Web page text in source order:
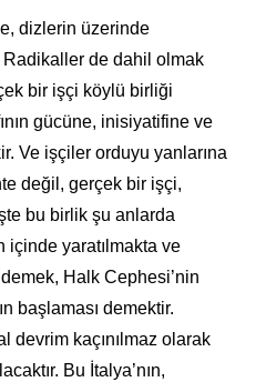
dizlerin üzerinde
de dahil olmak
bir işçi köylü birliği
gücüne, inisiyatifine ve
Ve işçiler orduyu yanlarına
değil, gerçek bir işçi,
bu birlik şu anlarda
içinde yaratılmakta ve
Halk Cephesi’nin
başlaması demektir.
devrim kaçınılmaz olarak
Bu İtalya’nın,